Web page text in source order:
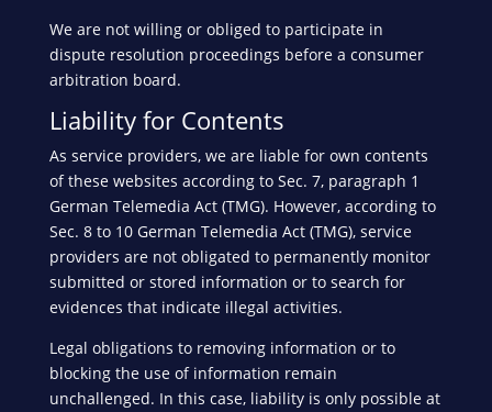
We are not willing or obliged to participate in
dispute resolution proceedings before a consumer
arbitration board.
Liability for Contents
As service providers, we are liable for own contents
of these websites according to Sec. 7, paragraph 1
German Telemedia Act (TMG). However, according to
Sec. 8 to 10 German Telemedia Act (TMG), service
providers are not obligated to permanently monitor
submitted or stored information or to search for
evidences that indicate illegal activities.
Legal obligations to removing information or to
blocking the use of information remain
unchallenged. In this case, liability is only possible at